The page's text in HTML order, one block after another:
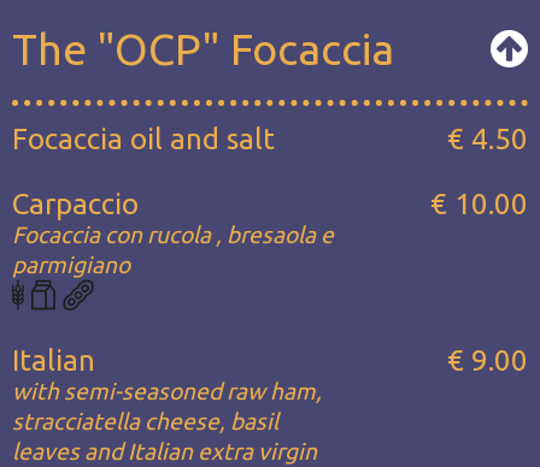
The "OCP" Focaccia
Focaccia oil and salt
€ 4.50
Carpaccio
Focaccia con rucola , bresaola e
parmigiano
€ 10.00
Italian
with semi-seasoned raw ham,
stracciatella cheese, basil
leaves and Italian extra virgin
€ 9.00